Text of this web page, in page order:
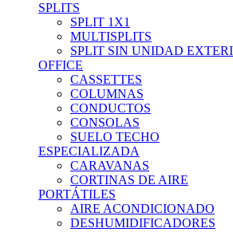
SPLITS
SPLIT 1X1
MULTISPLITS
SPLIT SIN UNIDAD
OFFICE
CASSETTES
COLUMNAS
CONDUCTOS
CONSOLAS
SUELO TECHO
ESPECIALIZADA
CARAVANAS
CORTINAS DE AIRE
PORTÁTILES
AIRE ACONDICIONADO
DESHUMIDIFICADORES